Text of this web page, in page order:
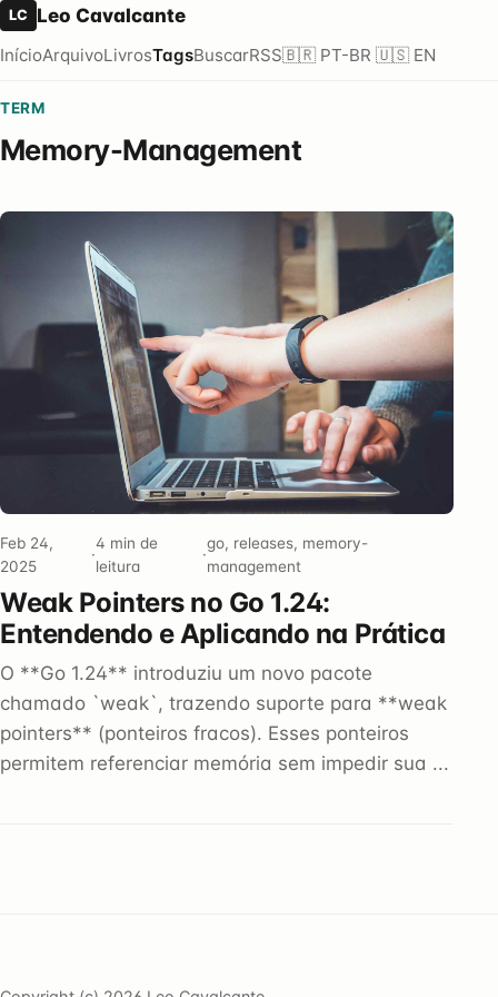
LC Leo Cavalcante
InícioArquivoLivrosTagsBuscarRSS🇧🇷 PT-BR 🇺🇸 EN
TERM
Memory-Management
Feb 24,
2025
·
4 min de
leitura
·
go, releases, memory-
management
Weak Pointers no Go 1.24:
Entendendo e Aplicando na Prática
O **Go 1.24** introduziu um novo pacote
chamado `weak`, trazendo suporte para **weak
pointers** (ponteiros fracos). Esses ponteiros
permitem referenciar memória sem impedir sua ...